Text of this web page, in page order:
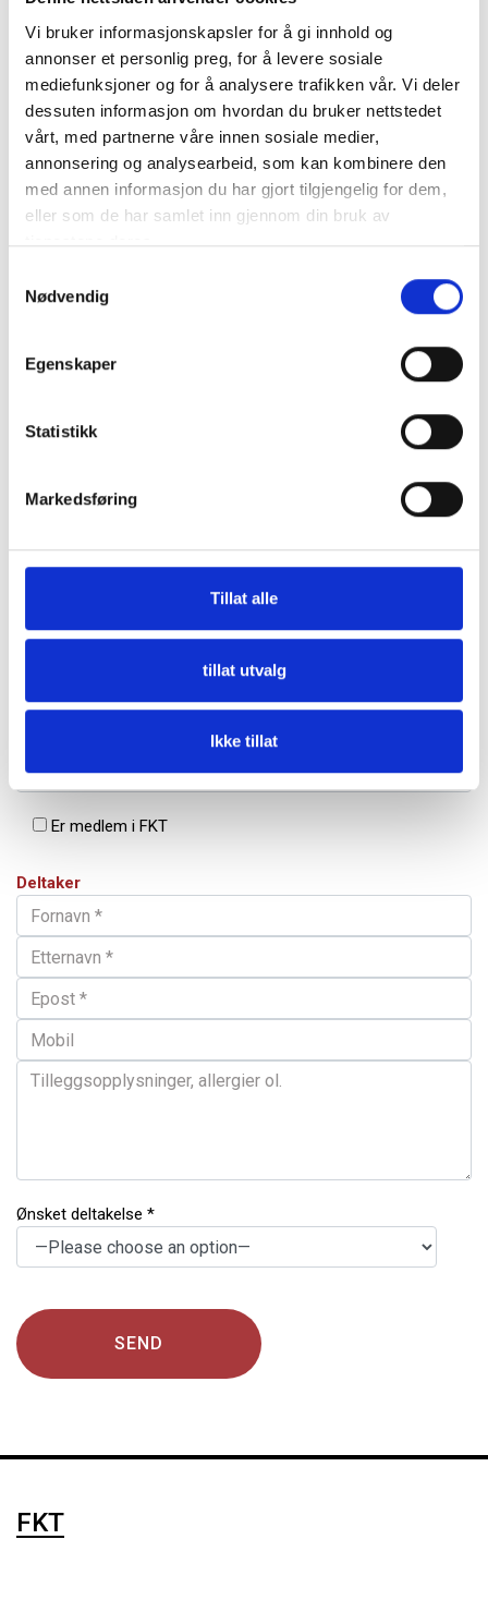
Vi bruker informasjonskapsler for å gi innhold og
annonser et personlig preg, for å levere sosiale
mediefunksjoner og for å analysere trafikken vår. Vi deler
dessuten informasjon om hvordan du bruker nettstedet
vårt, med partnerne våre innen sosiale medier,
annonsering og analysearbeid, som kan kombinere den
med annen informasjon du har gjort tilgjengelig for dem,
eller som de har samlet inn gjennom din bruk av
tjenestene deres.
Nødvendig
Egenskaper
Statistikk
Markedsføring
Tillat alle
tillat utvalg
Ikke tillat
Torbjørn Brandt | Seniorrådgiver, Konsek Trøndelag IKS
Når kommunekassa går tom
Norske kommuner opplever en alvorlig økonomisk krise.
Situasjonen beskrives som den verste på 40 år, med over
halvparten av kommunene med negativt driftsresultat i
2024. Hvordan håndterer statsforvalteren situasjonen og
hva kan kontrollutvalgene evt. bidra med?
Frist for påmelding: 24. februar (det er plasser ledig så
Er medlem i FKT
Deltaker
Ønsket deltakelse *
FKT